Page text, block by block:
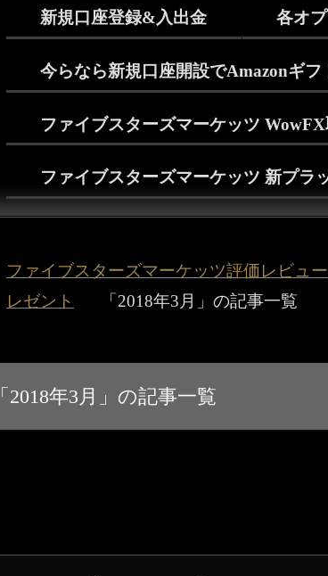
新規口座登録&入出金 各オ
今らなら新規口座開設でAmazonギフ
ファイブスターズマーケッツ WowFX
ファイブスターズマーケッツ 新プラ
ファイブスターズマーケッツ評価レビュ
レゼント
「2018年3月」の記事一覧
「2018年3月」の記事一覧